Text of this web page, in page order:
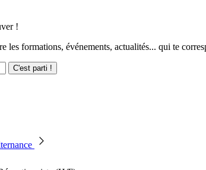
!
les formations, événements, actualités... qui te
C'est parti !